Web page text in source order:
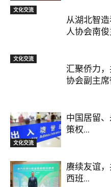
文化交流
从湖北智
人协会南
文化交流
汇聚侨力
协会副主席
文化交流
中国居留
策权...
赓续友谊
西班...